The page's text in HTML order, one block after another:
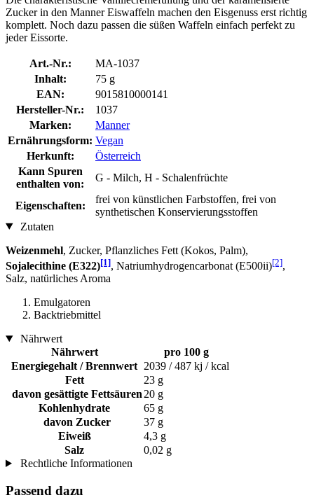
Zucker in den Manner Eiswaffeln machen den Eisgenuss erst richtig
komplett. Noch dazu passen die süßen Waffeln einfach perfekt zu
jeder Eissorte.
Art.-Nr.:
MA-1037
Inhalt:
75 g
EAN:
9015810000141
Hersteller-Nr.:
1037
Marken:
Manner
Ernährungsform: Vegan
Herkunft:
Österreich
Kann Spuren
enthalten von:
G - Milch, H - Schalenfrüchte
Eigenschaften:
frei von künstlichen Farbstoffen, frei von
synthetischen Konservierungsstoffen
Zutaten
Weizenmehl, Zucker, Pflanzliches Fett (Kokos, Palm),
Sojalecithine (E322)[1], Natriumhydrogencarbonat (E500ii)[2],
Salz, natürliches Aroma
Emulgatoren
Backtriebmittel
Nährwert
Nährwert
pro 100 g
Energiegehalt / Brennwert 2039 / 487 kj / kcal
Fett
23 g
davon gesättigte Fettsäuren 20 g
Kohlenhydrate
65 g
davon Zucker
37 g
Eiweiß
4,3 g
Salz
0,02 g
Rechtliche Informationen
Passend dazu